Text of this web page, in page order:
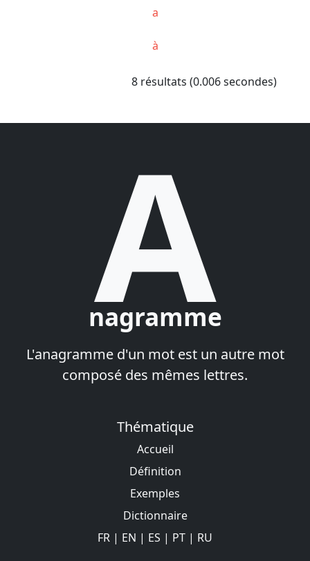
a
à
8 résultats (0.006 secondes)
A
nagramme
L'anagramme d'un mot est un autre mot
composé des mêmes lettres.
Thématique
Accueil
Définition
Exemples
Dictionnaire
FR | EN | ES | PT | RU